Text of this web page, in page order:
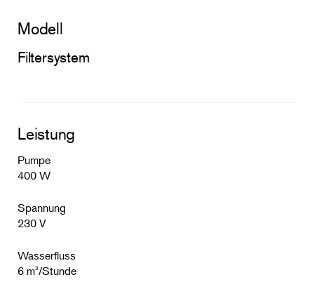
Modell
Filtersystem
Leistung
Pumpe
400 W
Spannung
230 V
Wasserfluss
6 m3/Stunde